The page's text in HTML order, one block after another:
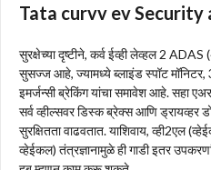
Tata curvv ev
सुरक्षेच्या दृष्टीने, कर्व ईव्ही लेव्हल 2
सुसज्ज आहे, ज्यामध्ये ब्लाइंड स्पॉट
इमर्जन्सी ब्रेकिंग यांचा समावेश आहे. सहा
सर्व व्हील्सवर डिस्क ब्रेक्स आणि ड्रायव्हर
सुरक्षितता वाढवतात. याशिवाय, व्ही2एल
व्हेईकल) तंत्रज्ञानामुळे ही गाडी इतर